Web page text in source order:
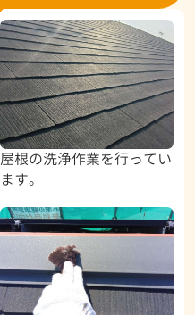
屋根の洗浄作業を行ってい
ます。